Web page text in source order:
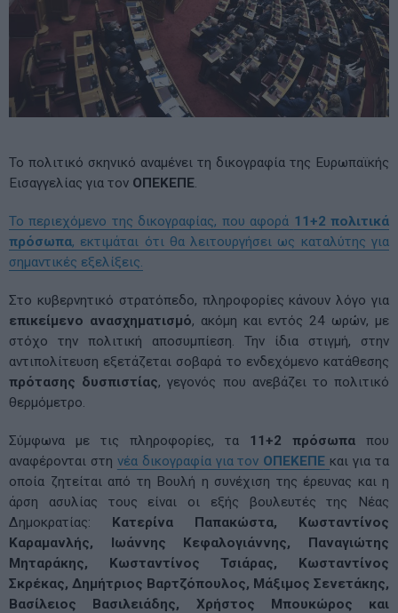
Το πολιτικό σκηνικό αναμένει τη δικογραφία της Ευρωπαϊκής
Εισαγγελίας για τον ΟΠΕΚΕΠΕ.
Το περιεχόμενο της δικογραφίας, που αφορά 11+2 πολιτικά
πρόσωπα, εκτιμάται ότι θα λειτουργήσει ως καταλύτης για
σημαντικές εξελίξεις.
Στο κυβερνητικό στρατόπεδο, πληροφορίες κάνουν λόγο για
επικείμενο ανασχηματισμό, ακόμη και εντός 24 ωρών, με
στόχο την πολιτική αποσυμπίεση. Την ίδια στιγμή, στην
αντιπολίτευση εξετάζεται σοβαρά το ενδεχόμενο κατάθεσης
πρότασης δυσπιστίας, γεγονός που ανεβάζει το πολιτικό
θερμόμετρο.
Σύμφωνα με τις πληροφορίες, τα 11+2 πρόσωπα που
αναφέρονται στη νέα δικογραφία για τον ΟΠΕΚΕΠΕ και για τα
οποία ζητείται από τη Βουλή η συνέχιση της έρευνας και η
άρση ασυλίας τους είναι οι εξής βουλευτές της Νέας
Δημοκρατίας: Κατερίνα Παπακώστα, Κωσταντίνος
Καραμανλής, Ιωάννης Κεφαλογιάννης, Παναγιώτης
Μηταράκης, Κωσταντίνος Τσιάρας, Κωσταντίνος
Σκρέκας, Δημήτριος Βαρτζόπουλος, Μάξιμος Σενετάκης,
Βασίλειος Βασιλειάδης, Χρήστος Μπουκώρος και